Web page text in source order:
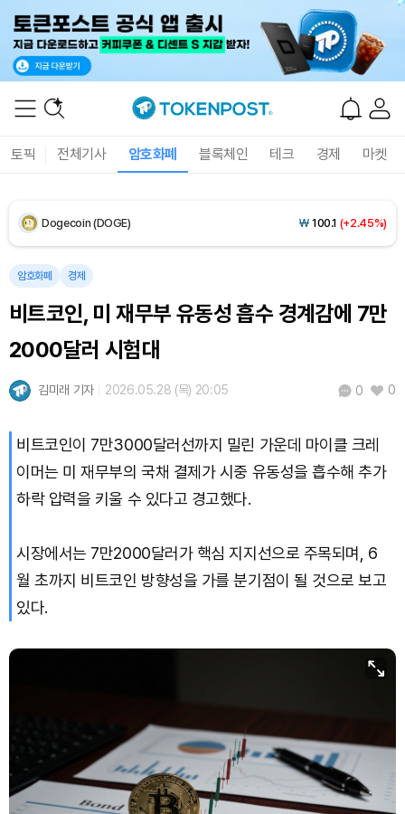
토픽 전체기사 암호화폐 블록체인 테크 경제 마켓
XRP (XRP) ₩1,473(+2.94%)
Solana (SOL) ₩107,419(+4.07%)
TRON (TRX) 462.8(+0.41%)
Hyperliquid (HYPE) 77,608 (+0.93%)
암호화폐 경제
비트코인, 미 재무부 유동성 흡수 경계감에 7만
2000달러 시험대
김미래 기자 2026.05.28 (목) 20:05 0 0
비트코인이 7만3000달러선까지 밀린 가운데 마이클 크레
이머는 미 재무부의 국채 결제가 시중 유동성을 흡수해 추가
하락 압력을 키울 수 있다고 경고했다.
시장에서는 7만2000달러가 핵심 지지선으로 주목되며, 6
월 초까지 비트코인 방향성을 가를 분기점이 될 것으로 보고
있다.